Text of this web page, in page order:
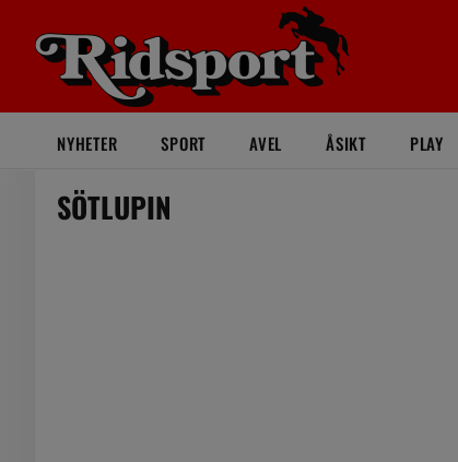
NYHETER SPORT AVEL ÅSIKT PLAY
SÖTLUPIN